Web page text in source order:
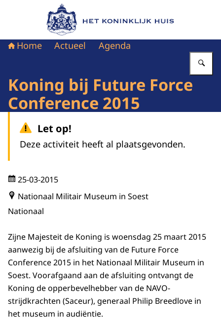
Naar de homepage van Het Koninklijk Huis
Home Actueel Agenda
Koning bij Future Force
Conference 2015
Let op!
Deze activiteit heeft al plaatsgevonden.
25-03-2015
Nationaal Militair Museum in Soest
Nationaal
Zijne Majesteit de Koning is woensdag 25 maart 2015
aanwezig bij de afsluiting van de Future Force
Conference 2015 in het Nationaal Militair Museum in
Soest. Voorafgaand aan de afsluiting ontvangt de
Koning de opperbevelhebber van de NAVO-
strijdkrachten (Saceur), generaal Philip Breedlove in
het museum in audiëntie.